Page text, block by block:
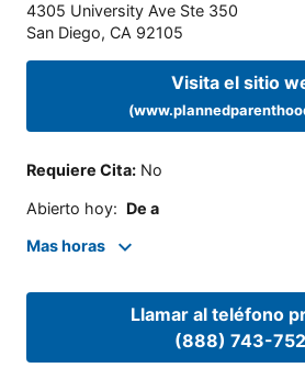
4305 University Ave Ste 350
San Diego, CA 92105
Visita el sitio
Requiere Cita: No
Abierto hoy: De a
Mas horas
Llamar al teléfono
(888) 743-